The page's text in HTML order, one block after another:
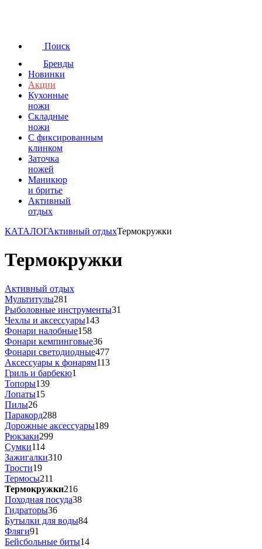
Поиск
Бренды
Новинки
Акции
Кухонные
ножи
Складные
ножи
C фиксированным
клинком
Заточка
ножей
Маникюр
и бритье
Активный
отдых
КАТАЛОГАктивный отдыхТермокружки
Термокружки
Активный отдых
Мультитулы281
Рыболовные инструменты31
Чехлы и аксессуары143
Фонари налобные158
Фонари кемпинговые36
Фонари светодиодные477
Аксессуары к фонарям113
Гриль и барбекю1
Топоры139
Лопаты15
Пилы26
Паракорд288
Дорожные аксессуары189
Рюкзаки299
Сумки114
Зажигалки310
Трости19
Термосы211
Термокружки216
Походная посуда38
Гидраторы36
Бутылки для воды84
Фляги91
Бейсбольные биты14